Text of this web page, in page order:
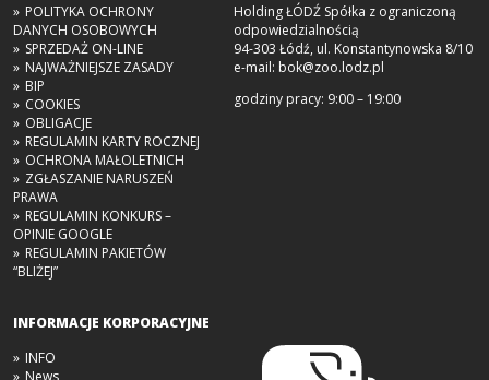
POLITYKA OCHRONY
DANYCH OSOBOWYCH
SPRZEDAŻ ON-LINE
NAJWAŻNIEJSZE ZASADY
BIP
COOKIES
OBLIGACJE
REGULAMIN KARTY ROCZNEJ
OCHRONA MAŁOLETNICH
ZGŁASZANIE NARUSZEŃ
PRAWA
REGULAMIN KONKURS –
OPINIE GOOGLE
REGULAMIN PAKIETÓW
“BLIŻEJ”
INFORMACJE KORPORACYJNE
INFO
News
Holding ŁÓDŹ Spółka z ograniczoną
odpowiedzialnością
94-303 Łódź, ul. Konstantynowska 8/10
e-mail: bok@zoo.lodz.pl
godziny pracy: 9:00 – 19:00